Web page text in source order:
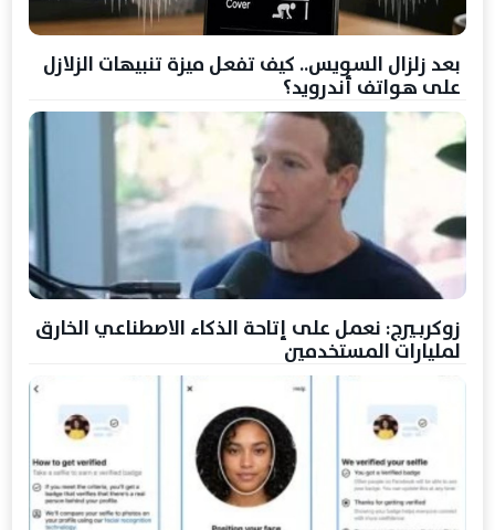
بعد زلزال السويس.. كيف تفعل ميزة تنبيهات الزلازل
على هواتف أندرويد؟
زوكربيرج: نعمل على إتاحة الذكاء الاصطناعي الخارق
لمليارات المستخدمين